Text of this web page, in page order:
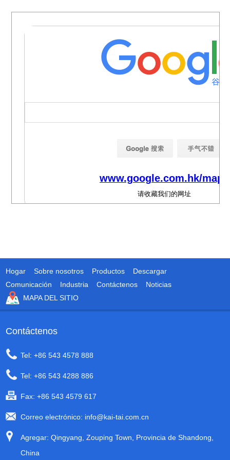
Hogar Sobre nosotros Productos
Descargar
Comunicación
Industria Contáctenos
Noticias
MAPA DEL SITIO
Contáctenos
Tel: +86 543 4578 888
Tel: +86 543 4288 886
Fax: +86 543 4579 617
Correo electrónico: info@kai-tai.com.cn
Agregar: Qingyang, Zouping Town, Provincia de Shandong,
China